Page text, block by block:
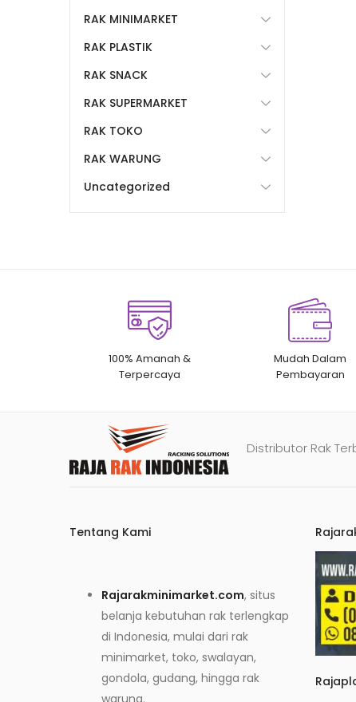
RAK MINIMARKET
RAK PLASTIK
RAK SNACK
RAK SUPERMARKET
RAK TOKO
RAK WARUNG
Uncategorized
100% Amanah &
Terpercaya
Mudah Dalam
Pembayaran
Distributor Rak
Tentang Kami
Rajarakminimarket.com, situs
belanja kebutuhan rak terlengkap
di Indonesia, mulai dari rak
minimarket, toko, swalayan,
gondola, gudang, hingga rak
warung.